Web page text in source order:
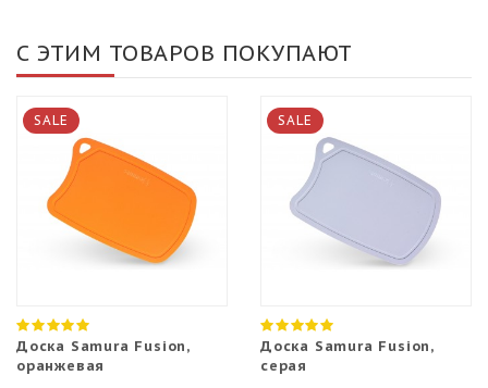
С ЭТИМ ТОВАРОВ ПОКУПАЮТ
SALE
Доска Samura Fusion,
оранжевая
SALE
Доска Samura Fusion,
серая